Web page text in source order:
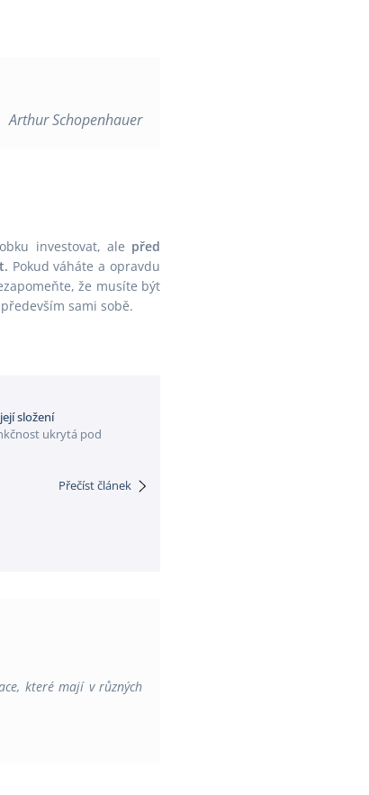
Arthur Schopenhauer
investovat, ale před
Pokud váháte a opravdu
že musíte být
sami sobě.
složení
ukrytá pod
Přečíst článek
které mají v různých